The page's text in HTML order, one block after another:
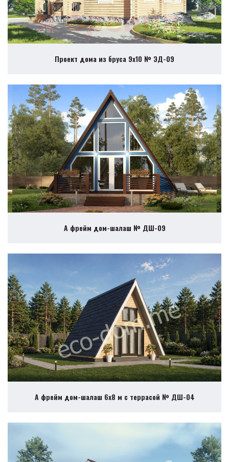
Проект дома из бруса 9х10 № ЭД-09
А фрейм дом-шалаш № ДШ-09
А фрейм дом-шалаш 6х8 м с террасой № ДШ-04